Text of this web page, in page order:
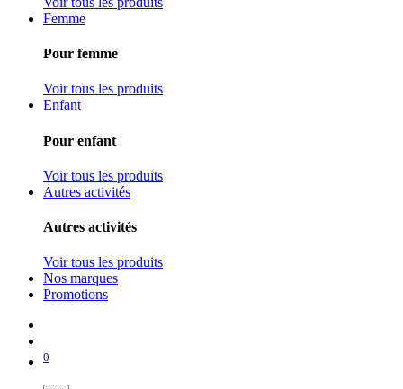
Femme
Pour femme
Voir tous les produits
Enfant
Pour enfant
Voir tous les produits
Autres activités
Autres activités
Voir tous les produits
Nos marques
Promotions
0